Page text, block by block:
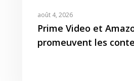
août 4, 2026
Prime Video et
promeuvent les